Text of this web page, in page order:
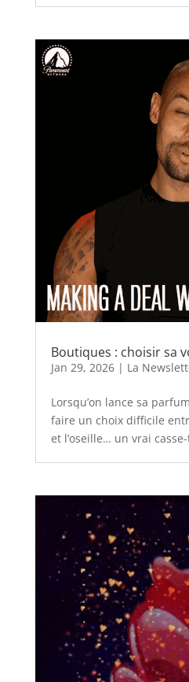
Boutiques : choisir sa
Jan 29, 2026| La
Lorsqu’on lance sa
faire un choix difficile
et l’oseille… un vrai